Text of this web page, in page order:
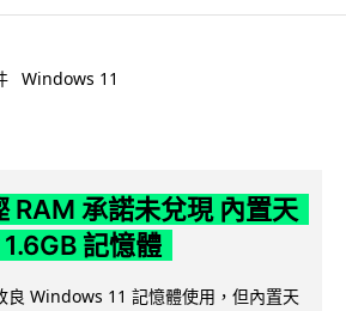
Windows 11
承諾未兌現 內置天
記憶體
Windows 11 記憶體使用，但內置天